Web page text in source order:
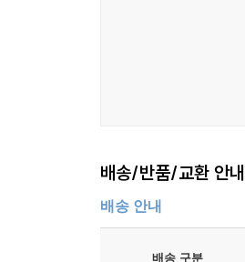
배송/반품/교환 안내
배송 안내
배송 구분